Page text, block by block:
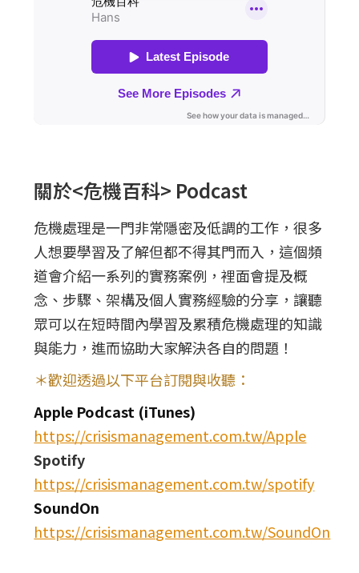
關於<危機百科> Podcast
危機處理是一門非常隱密及低調的工作，很多
人想要學習及了解但都不得其門而入，這個頻
道會介紹一系列的實務案例，裡面會提及概
念、步驟、架構及個人實務經驗的分享，讓聽
眾可以在短時間內學習及累積危機處理的知識
與能力，進而協助大家解決各自的問題！
＊歡迎透過以下平台訂閱與收聽：
Apple Podcast (iTunes)
https://crisismanagement.com.tw/Apple
Spotify
https://crisismanagement.com.tw/spotify
SoundOn
https://crisismanagement.com.tw/SoundOn